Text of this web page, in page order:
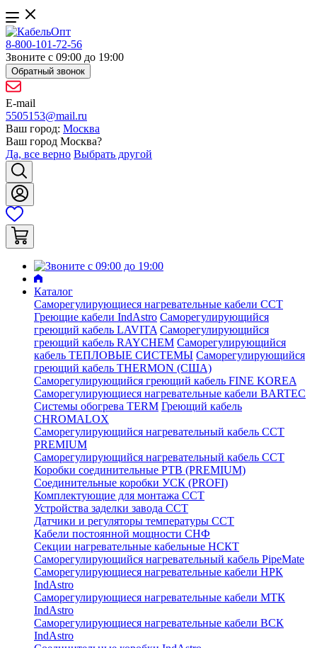
8-800-101-72-56
Звоните с 09:00 до 19:00
Обратный звонок
E-mail
5505153@mail.ru
Ваш город: Москва
Ваш город Москва?
Да, все верно Выбрать другой
Каталог
Саморегулирующиеся нагревательные кабели ССТ
Греющие кабели IndAstro Саморегулирующийся
греющий кабель LAVITA Саморегулирующийся
греющий кабель RAYCHEM Саморегулирующийся
кабель ТЕПЛОВЫЕ СИСТЕМЫ Саморегулирующийся
греющий кабель THERMON (США)
Саморегулирующийся греющий кабель FINE KOREA
Саморегулирующиеся нагревательные кабели BARTEC
Системы обогрева TERM Греющий кабель
CHROMALOX
Саморегулирующийся нагревательный кабель ССТ
PREMIUM
Саморегулирующийся нагревательный кабель ССТ
Коробки соединительные РТВ (PREMIUM)
Соединительные коробки УСК (PROFI)
Комплектующие для монтажа ССТ
Устройства заделки завода ССТ
Датчики и регуляторы температуры ССТ
Кабели постоянной мощности СНФ
Секции нагревательные кабельные НСКТ
Саморегулирующийся нагревательный кабель PipeMate
Саморегулирующиеся нагревательные кабели НРК
IndAstro
Саморегулирующиеся нагревательные кабели МТК
IndAstro
Саморегулирующиеся нагревательные кабели ВСК
IndAstro